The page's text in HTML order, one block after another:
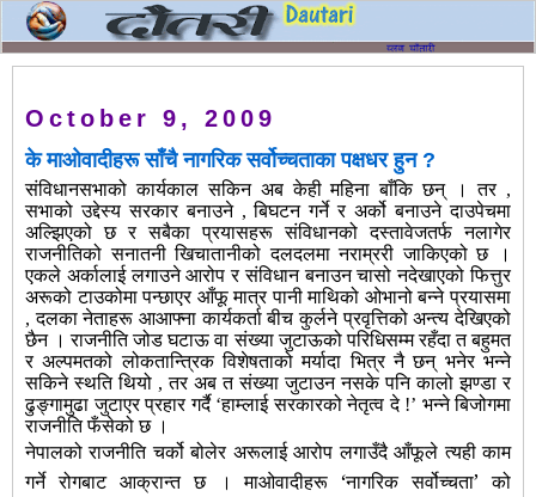
October 9, 2009
के माओवादीहरू साँचै नागरिक सर्वोच्चताका पक्षधर हुन ?
संविधानसभाको कार्यकाल सकिन अब केही महिना बाँकि छन् । तर ,
सभाको उद्देस्य सरकार बनाउने , बिघटन गर्ने र अर्को बनाउने दाउपेचमा
अल्झिएको छ र सबैका प्रयासहरू संविधानको दस्तावेजतर्फ नलागेर
राजनीतिको सनातनी खिचातानीको दलदलमा नराम्ररी जाकिएको छ ।
एकले अर्कालाई लगाउने आरोप र संविधान बनाउन चासो नदेखाएको फित्तुर
अरूको टाउकोमा पन्छाएर आँफू मात्र पानी माथिको ओभानो बन्ने प्रयासमा
, दलका नेताहरू आआफ्ना कार्यकर्ता बीच कुर्लने प्रवृत्तिको अन्त्य देखिएको
छैन । राजनीति जोड घटाऊ वा संख्या जुटाऊको परिधिसम्म रहँदा त बहुमत
र अल्पमतको लोकतान्त्रिक विशेषताको मर्यादा भित्र नै छन् भनेर भन्ने
सकिने स्थति थियो , तर अब त संख्या जुटाउन नसके पनि कालो झण्डा र
ढुङ्गामुढा जुटाएर प्रहार गर्दै ‘हाम्लाई सरकारको नेतृत्व दे !’ भन्ने बिजोगमा
राजनीति फँसेको छ ।
नेपालको राजनीति चर्को बोलेर अरूलाई आरोप लगाउँदै आँफूले त्यही काम
गर्ने रोगबाट आक्रान्त छ । माओवादीहरू ‘नागरिक सर्वोच्चता’ को